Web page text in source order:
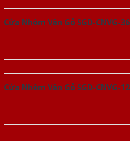
Cửa Nhôm Vân Gỗ SGD-CNVG-36
Cửa Nhôm Vân Gỗ SGD-CNVG-12